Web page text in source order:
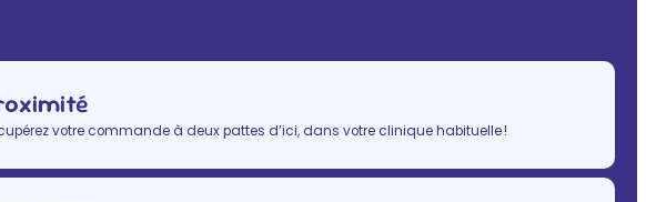
votre commande à deux pattes d’ici, dans votre clinique habituelle !